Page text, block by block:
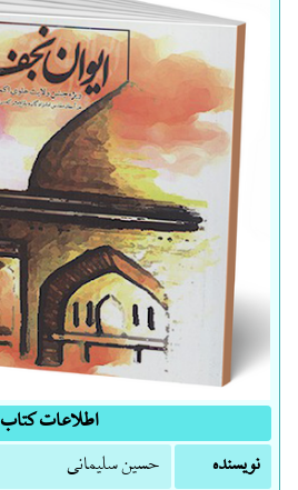
اطلاعات کتاب
نویسنده حسین سلیمانی